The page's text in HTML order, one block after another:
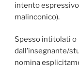
intento
malinconico).
Spesso intitolati
dall’insegnante/
nomina